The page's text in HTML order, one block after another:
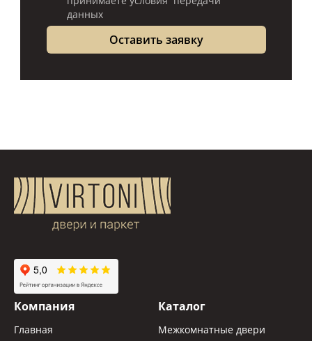
данных
Компания
Главная
Каталог
Межкомнатные двери